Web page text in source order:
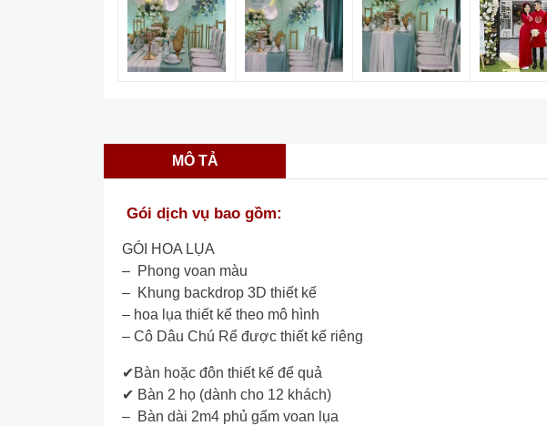
MÔ TẢ
Gói dịch vụ bao gồm:
GÓI HOA LỤA
– Phong voan màu
– Khung backdrop 3D thiết kế
– hoa lụa thiết kế theo mô hình
– Cô Dâu Chú Rể được thiết kế riêng
✔Bàn hoặc đôn thiết kế để quả
✔ Bàn 2 họ (dành cho 12 khách)
– Bàn dài 2m4 phủ gấm voan lụa